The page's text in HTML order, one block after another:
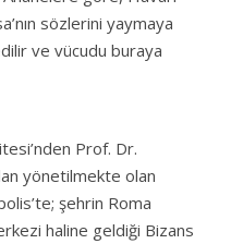
sözlerini yaymaya
ve vücudu buraya
Prof. Dr.
yönetilmekte olan
şehrin Roma
haline geldiği Bizans